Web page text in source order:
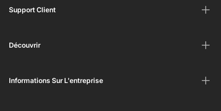
Support Client
Découvrir
Informations Sur L'entreprise